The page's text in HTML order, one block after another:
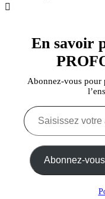
En savoir
Abonnez-vous pour
Saisissez
votre
adresse
mail…
Abonnez-vous